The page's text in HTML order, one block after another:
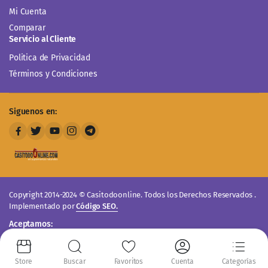
Mi Cuenta
Comparar
Servicio al Cliente
Politica de Privacidad
Términos y Condiciones
Siguenos en:
Copyright 2014-2024 © Casitodoonline. Todos los Derechos Reservados .
Implementado porCódigo SEO.
Aceptamos:
Store Buscar Favoritos Cuenta Categorías